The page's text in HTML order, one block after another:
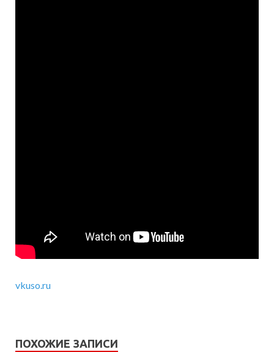
vkuso.ru
ПОХОЖИЕ ЗАПИСИ